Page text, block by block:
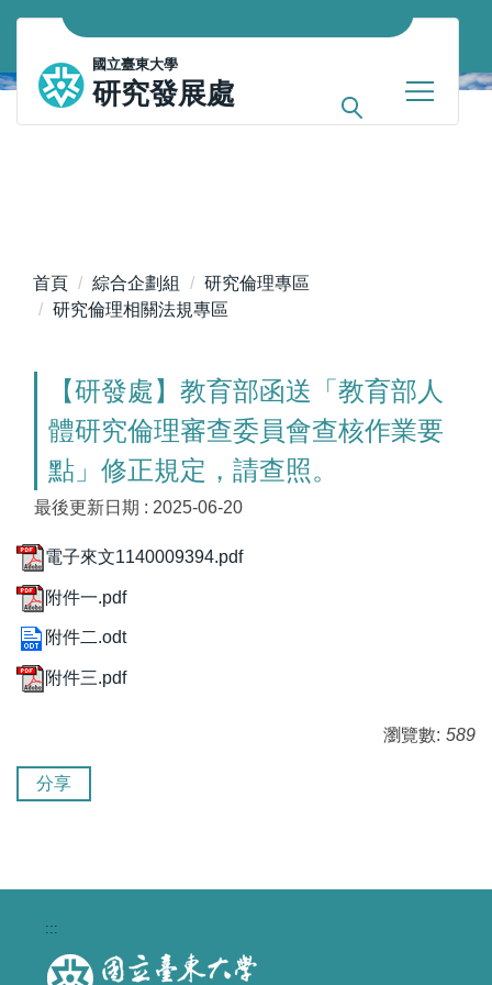
跳
主
要
內
國立臺東大學
研究發展處
首頁 綜合企劃組
研究倫理專區
研究倫理相關法規專區
【研發處】教育部函送「教育部人
體研究倫理審查委員會查核作業要
點」修正規定，請查照。
最後更新日期 : 2025-06-20
電子來文1140009394.pdf
附件一.pdf
附件二.odt
附件三.pdf
瀏覽數: 589
分享
:::